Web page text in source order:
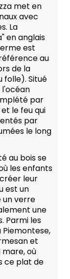
met en
avec
La
en anglais
est
au
de la
folle). Situé
l'océan
par
le feu qui
par
le long
au bois se
les enfants
leur
est un
verre
une
Parmi les
Piemontese,
et
mare, où
ce plat de